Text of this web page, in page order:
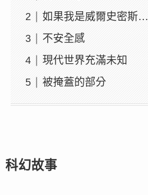
如果我是威爾史密斯…
不安全感
現代世界充滿未知
被掩蓋的部分
科幻故事